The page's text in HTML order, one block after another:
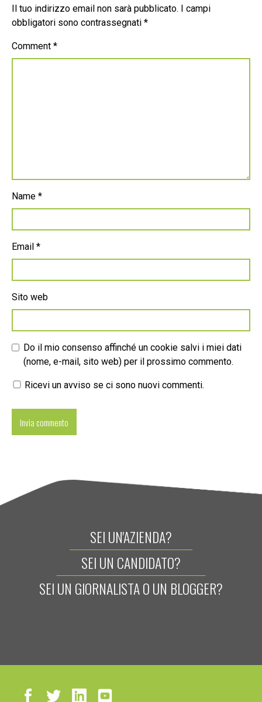
Il tuo indirizzo email non sarà pubblicato.
I campi
obbligatori sono contrassegnati *
Comment *
Name *
Email *
Sito web
Do il mio consenso affinché un cookie salvi i miei dati
(nome, e-mail, sito web) per il prossimo commento.
Ricevi un avviso se ci sono nuovi commenti.
SEI UN'AZIENDA?
SEI UN CANDIDATO?
SEI UN GIORNALISTA O UN BLOGGER?